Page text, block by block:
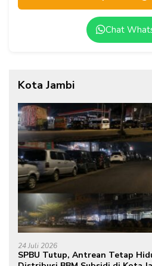
Chat
Kota Jambi
24 Juli 2026
SPBU Tutup, Antrean Tetap